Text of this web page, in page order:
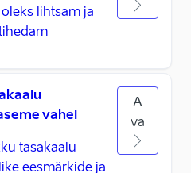
lihtsam ja
vahel
tasakaalu
eesmärkide ja
A
va